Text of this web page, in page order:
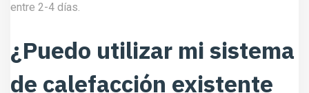
entre 2-4 días.
¿Puedo utilizar mi sistema
de calefacción existente